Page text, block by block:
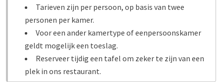
Ervaar het comfort van Van der Valk Hotel Gorinchem-A27 en
ontdek de charme van Gorinchem en haar omgeving.
Reserveer direct en combineer uw verblijf met een heerlijk
diner in Restaurant Ocre.
Tarieven zijn per persoon, op basis van twee
personen per kamer.
Voor een ander kamertype of eenpersoonskamer
geldt mogelijk een toeslag.
Reserveer tijdig een tafel om zeker te zijn van een
plek in ons restaurant.